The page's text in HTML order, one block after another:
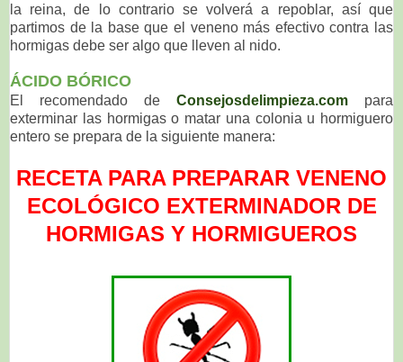
la reina, de lo contrario se volverá a repoblar, así que
partimos de la base que el veneno más efectivo contra las
hormigas debe ser algo que lleven al nido.
ÁCIDO BÓRICO
El recomendado de Consejosdelimpieza.com para
exterminar las hormigas o matar una colonia u hormiguero
entero se prepara de la siguiente manera:
RECETA PARA PREPARAR VENENO
ECOLÓGICO EXTERMINADOR DE
HORMIGAS Y HORMIGUEROS